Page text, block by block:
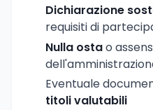
Dichiarazione
requisiti di
Nulla ostao
Eventuale
titoli valutabili